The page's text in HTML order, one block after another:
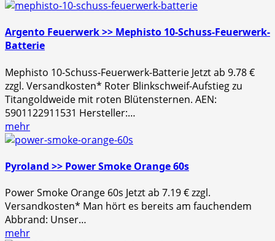
Argento Feuerwerk >> Mephisto 10-Schuss-Feuerwerk-
Batterie
Mephisto 10-Schuss-Feuerwerk-Batterie Jetzt ab 9.78 €
zzgl. Versandkosten* Roter Blinkschweif-Aufstieg zu
Titangoldweide mit roten Blütensternen. AEN:
5901122911531 Hersteller:…
mehr
Pyroland >> Power Smoke Orange 60s
Power Smoke Orange 60s Jetzt ab 7.19 € zzgl.
Versandkosten* Man hört es bereits am fauchendem
Abbrand: Unser…
mehr